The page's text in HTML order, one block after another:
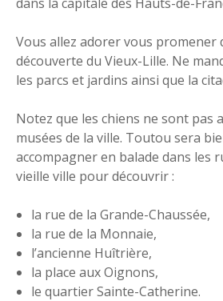
Vous allez adorer vous promener
découverte du Vieux-Lille. Ne
les parcs et jardins ainsi que la
Notez que les chiens ne sont pas
musées de la ville. Toutou sera
accompagner en balade dans les
vieille ville pour découvrir :
la rue de la Grande-Chaussée,
la rue de la Monnaie,
l’ancienne Huîtrière,
la place aux Oignons,
le quartier Sainte-Catherine.